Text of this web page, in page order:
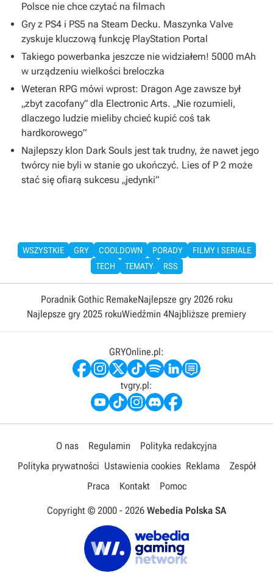
Polsce nie chce czytać na filmach
Gry z PS4 i PS5 na Steam Decku. Maszynka Valve
zyskuje kluczową funkcję PlayStation Portal
Takiego powerbanka jeszcze nie widziałem! 5000 mAh
w urządzeniu wielkości breloczka
Weteran RPG mówi wprost: Dragon Age zawsze był
„zbyt zacofany” dla Electronic Arts. „Nie rozumieli,
dlaczego ludzie mieliby chcieć kupić coś tak
hardkorowego”
Najlepszy klon Dark Souls jest tak trudny, że nawet jego
twórcy nie byli w stanie go ukończyć. Lies of P 2 może
stać się ofiarą sukcesu „jedynki”
WSZYSTKIE GRY COOLDOWN PORADY
FILMY I SERIALE
TECH
TEMATY RSS
Poradnik Gothic RemakeNajlepsze gry 2026 roku
Najlepsze gry 2025 rokuWiedźmin 4Najbliższe premiery
GRYOnline.pl:
tvgry.pl:
O nas Regulamin
Polityka redakcyjna
Polityka prywatności Ustawienia cookies Reklama
Zespół
Praca
Kontakt Pomoc
Copyright © 2000 - 2026 Webedia Polska SA